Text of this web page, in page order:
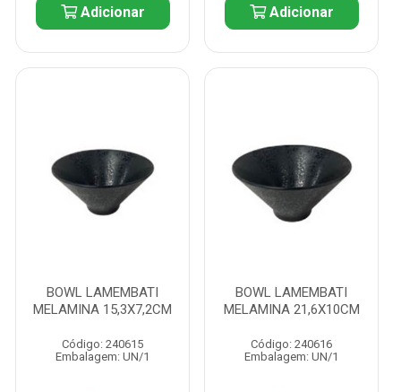
Adicionar Adicionar
BOWL LAMEMBATI
MELAMINA 15,3X7,2CM
Código: 240615
Embalagem: UN/1
BOWL LAMEMBATI
MELAMINA 21,6X10CM
Código: 240616
Embalagem: UN/1